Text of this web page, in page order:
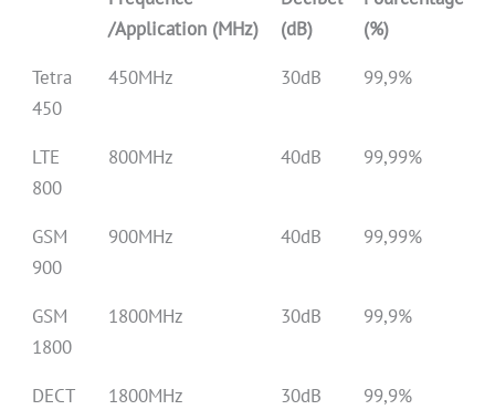
/Application (MHz)
(dB)
(%)
Tetra
450
450MHz 30dB 99,9%
LTE
800
800MHz 40dB 99,99%
GSM
900
900MHz 40dB 99,99%
GSM
1800
1800MHz 30dB 99,9%
DECT
1800MHz 30dB 99,9%